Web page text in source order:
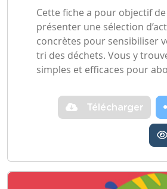
Cette fiche a pour objectif
présenter une sélection
concrètes pour sensibiliser
tri des déchets. Vous y
simples et efficaces pour
Télécharger